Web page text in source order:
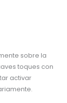
sobre la
toques con
activar